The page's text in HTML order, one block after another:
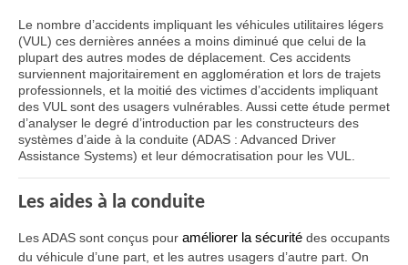
Le nombre d’accidents impliquant les véhicules utilitaires légers
(VUL) ces dernières années a moins diminué que celui de la
plupart des autres modes de déplacement. Ces accidents
surviennent majoritairement en agglomération et lors de trajets
professionnels, et la moitié des victimes d’accidents impliquant
des VUL sont des usagers vulnérables. Aussi cette étude permet
d’analyser le degré d’introduction par les constructeurs des
systèmes d’aide à la conduite (ADAS : Advanced Driver
Assistance Systems) et leur démocratisation pour les VUL.
Les aides à la conduite
Les ADAS sont conçus pour améliorer la sécurité des occupants
du véhicule d’une part, et les autres usagers d’autre part. On